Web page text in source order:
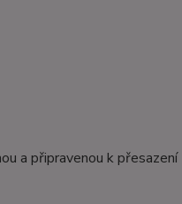
a připravenou k přesazení